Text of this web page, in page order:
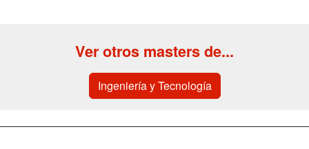
Ver otros masters de...
Ingeniería y Tecnología